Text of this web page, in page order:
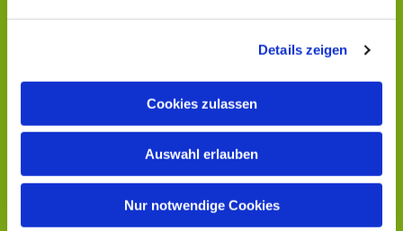
Details zeigen
Cookies zulassen
Auswahl erlauben
Nur notwendige Cookies